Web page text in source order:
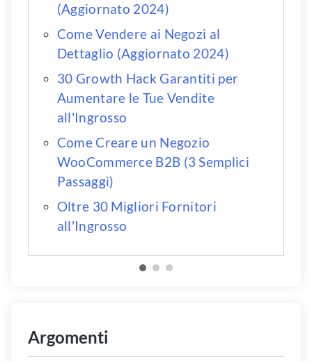
(Aggiornato 2024)
Come Vendere ai Negozi al
Dettaglio (Aggiornato 2024)
30 Growth Hack Garantiti per
Aumentare le Tue Vendite
all'Ingrosso
Come Creare un Negozio
WooCommerce B2B (3 Semplici
Passaggi)
Oltre 30 Migliori Fornitori
all'Ingrosso
Argomenti